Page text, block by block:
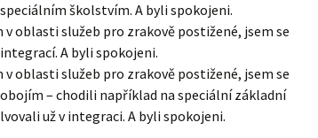
školstvím. A byli spokojeni.
oblasti služeb pro zrakově postižené, jsem se
A byli spokojeni.
oblasti služeb pro zrakově postižené, jsem se
– chodili například na speciální základní
už v integraci. A byli spokojeni.